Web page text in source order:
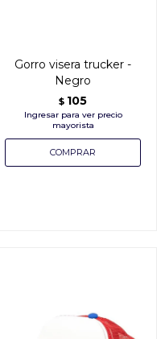
Gorro visera trucker -
Negro
$ 105